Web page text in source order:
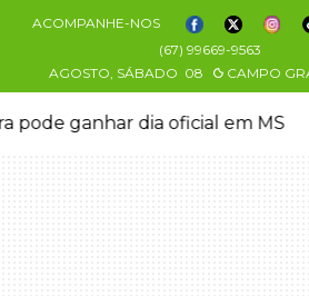
ACOMPANHE-NOS
(67) 99669-9563
AGOSTO, SÁBADO 08 CAMPO
pode ganhar dia oficial em MS